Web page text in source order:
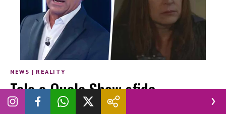
NEWS | REALITY
Tale e Quale Show sfida
Tradimento, gli ascolti del 7